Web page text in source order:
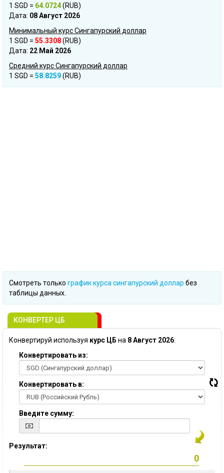
1 SGD = 64.0724(RUB)
Дата: 08 Август 2026
Минимальный курс Сингапурский доллар
1 SGD = 55.3308(RUB)
Дата: 22 Май 2026
Средний курс Сингапурский доллар
1 SGD = 58.8259(RUB)
Смотреть только график курса сингапурский доллар без
таблицы данных.
КОНВЕРТЕР ЦБ
Конвертируй используя курс ЦБ на 8 Август 2026:
Конвертировать из:
Конвертировать в:
Введите сумму:
Результат: